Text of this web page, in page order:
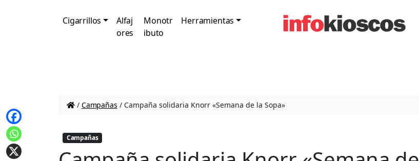
Cigarrillos
Alfaj
ores
Monotr
ibuto
Herramientas
/ Campañas / Campaña solidaria Knorr «Semana de la Sopa»
Campañas